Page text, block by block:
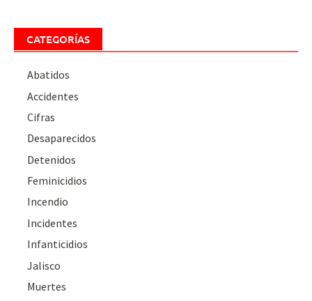
CATEGORÍAS
Abatidos
Accidentes
Cifras
Desaparecidos
Detenidos
Feminicidios
Incendio
Incidentes
Infanticidios
Jalisco
Muertes